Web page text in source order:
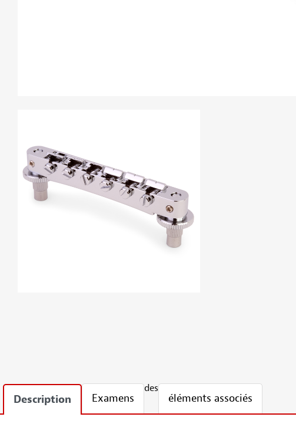
Description Examens
des
éléments associés